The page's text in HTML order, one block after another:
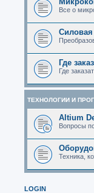
Все о
Силовая
Где
Где
ТЕХНОЛОГИИ И
Altium
Вопросы
Техника,
LOGIN